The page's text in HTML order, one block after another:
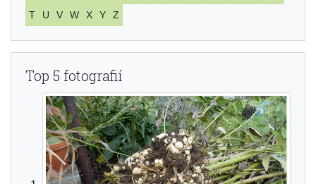
T
U V W X Y Z
Top 5 fotografií